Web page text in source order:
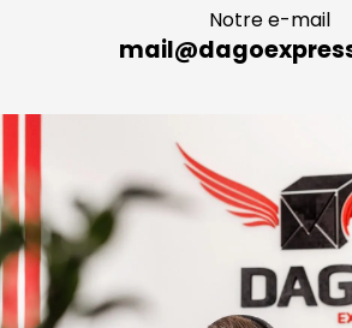
Notre e-mail